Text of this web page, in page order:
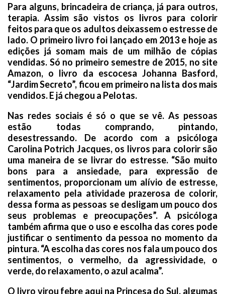
Para alguns, brincadeira de criança, já para outros,
terapia. Assim são vistos os livros para colorir
feitos para que os adultos deixassem o estresse de
lado. O primeiro livro foi lançado em 2013 e hoje as
edições já somam mais de um milhão de cópias
vendidas. Só no primeiro semestre de 2015, no site
Amazon, o livro da escocesa Johanna Basford,
“Jardim Secreto”, ficou em primeiro na lista dos mais
vendidos. E já chegou a Pelotas.
Nas redes sociais é só o que se vê. As pessoas
estão todas comprando, pintando,
desestressando. De acordo com a psicóloga
Carolina Potrich Jacques, os livros para colorir são
uma maneira de se livrar do estresse. “São muito
bons para a ansiedade, para expressão de
sentimentos, proporcionam um alívio de estresse,
relaxamento pela atividade prazerosa de colorir,
dessa forma as pessoas se desligam um pouco dos
seus problemas e preocupações”. A psicóloga
também afirma que o uso e escolha das cores pode
justificar o sentimento da pessoa no momento da
pintura. “A escolha das cores nos fala um pouco dos
sentimentos, o vermelho, da agressividade, o
verde, do relaxamento, o azul acalma”.
O livro virou febre aqui na Princesa do Sul, algumas